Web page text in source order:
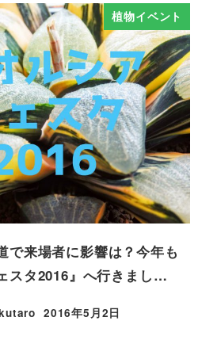
植物イベント
で来場者に影響は？今年も
スタ2016』へ行きまし…
2016年5月2日